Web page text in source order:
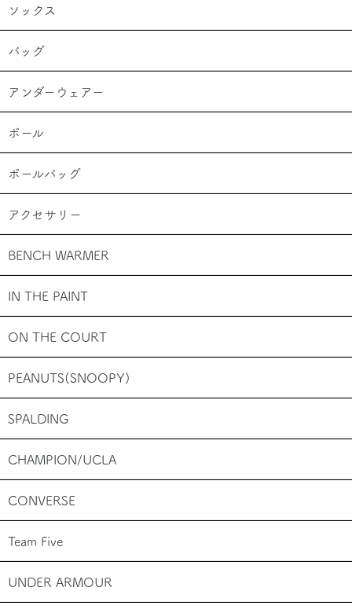
ソックス
バッグ
アンダーウェアー
ボール
ボールバッグ
アクセサリー
BENCH WARMER
IN THE PAINT
ON THE COURT
PEANUTS(SNOOPY)
SPALDING
CHAMPION/UCLA
CONVERSE
Team Five
UNDER ARMOUR